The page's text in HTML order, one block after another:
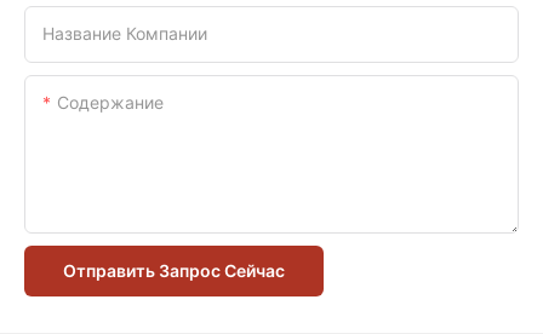
Название Компании
Содержание
Отправить Запрос Сейчас